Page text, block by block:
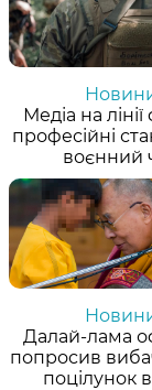
Медіа на
професійні
воєнний
Далай-лама
попросив
поцілунок